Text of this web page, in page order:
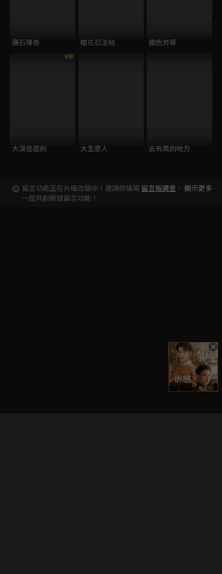
廉石傳奇 櫻花忍法帖 國色芳華
VIP
大漠追雲劍 大生意人 去有風的地方
留言功能正在升級改版中！邀請你填寫 留言板調查 ，
一起共創新版留言功能！
顯示更多